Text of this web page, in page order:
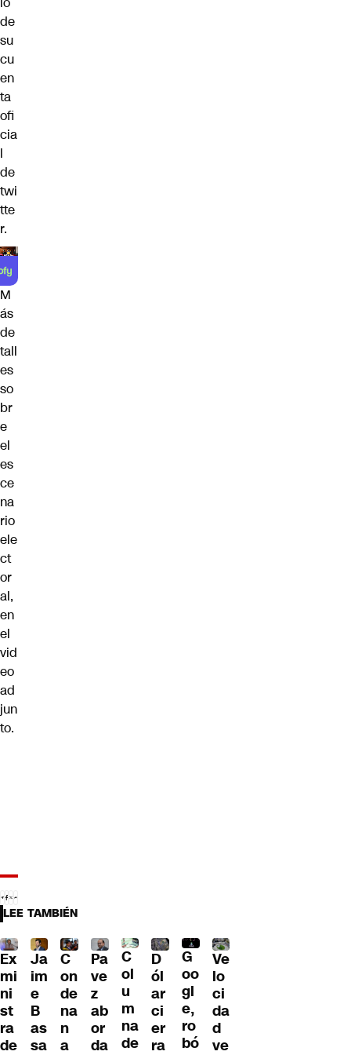
de
su
cu
en
ta
ofi
cia
l
de
twi
tte
r.
M
ás
de
tall
es
so
br
e
el
es
ce
na
rio
ele
ct
or
al,
en
el
vid
eo
ad
jun
to.
LEE TAMBIÉN
Ex
mi
ni
st
ra
de
Ja
im
e
B
as
sa
C
on
de
na
n
a
Pa
ve
z
ab
or
da
C
ol
u
m
na
de
D
ól
ar
ci
er
ra
G
oo
gl
e,
ro
bó
Ve
lo
ci
da
d
ve